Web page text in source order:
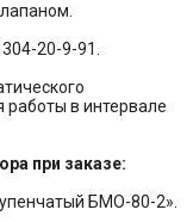
20-9-91.
работы в интервале
при заказе:
БМО-80-2».